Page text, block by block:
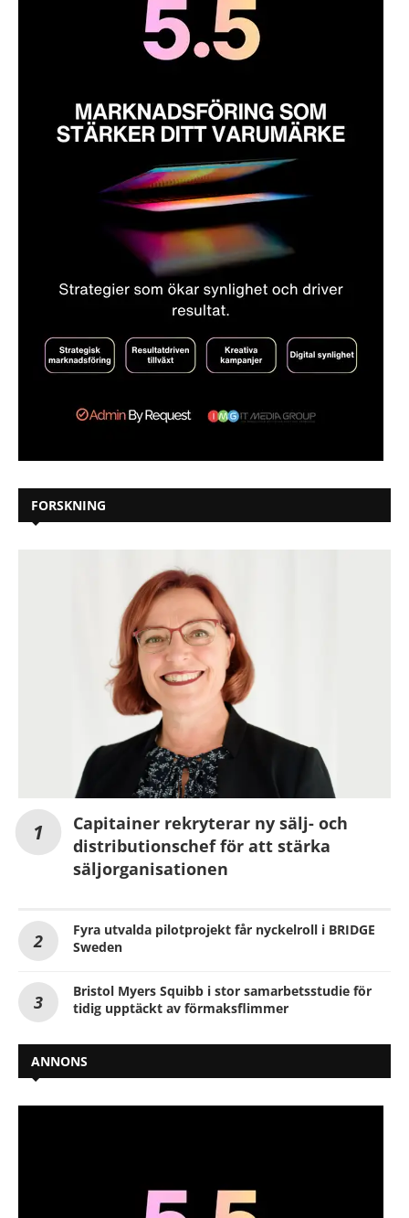
FORSKNING
Capitainer rekryterar ny sälj- och
distributionschef för att stärka
säljorganisationen
Fyra utvalda pilotprojekt får nyckelroll i BRIDGE
Sweden
Bristol Myers Squibb i stor samarbetsstudie för
tidig upptäckt av förmaksflimmer
ANNONS